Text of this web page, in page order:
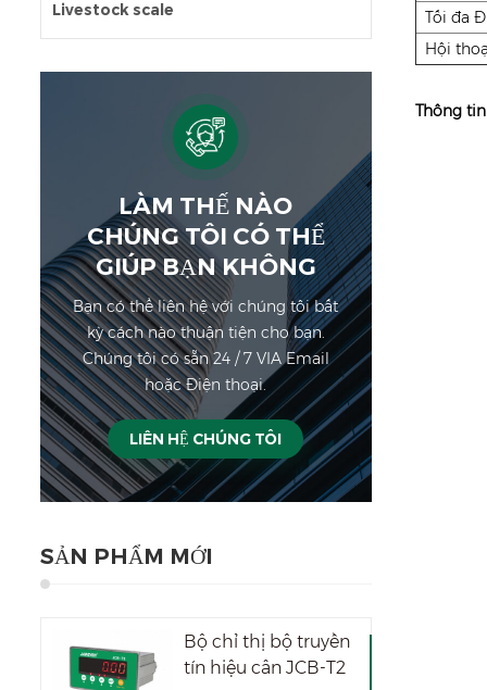
Livestock scale
LÀM THẾ NÀO
CHÚNG TÔI CÓ THỂ
GIÚP BẠN KHÔNG
Bạn có thể liên hệ với chúng tôi bất
kỳ cách nào thuận tiện cho bạn.
Chúng tôi có sẵn 24 / 7 VIA Email
hoặc Điện thoại.
LIÊN HỆ CHÚNG TÔI
SẢN PHẨM MỚI
Bộ chỉ thị bộ truyền
tín hiệu cân JCB-T2
Tối đa
Hội
Thông